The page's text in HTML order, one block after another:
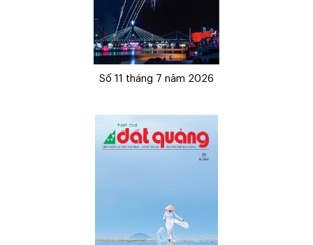
Số 11 tháng 7 năm 2026